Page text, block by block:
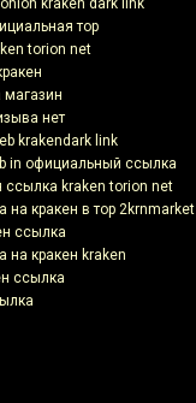
тор
torion net
магазин
нет
krakendark link
in официальный ссылка
ссылка kraken torion net
на кракен в тор 2krnmarket
ссылка
на кракен kraken
ссылка